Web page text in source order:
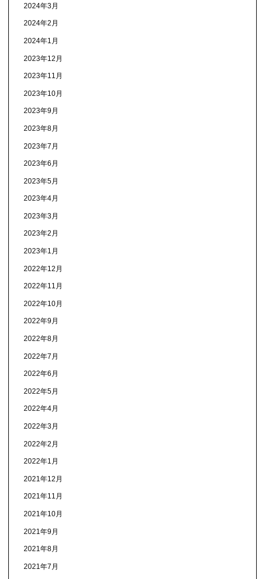
2024年3月
2024年2月
2024年1月
2023年12月
2023年11月
2023年10月
2023年9月
2023年8月
2023年7月
2023年6月
2023年5月
2023年4月
2023年3月
2023年2月
2023年1月
2022年12月
2022年11月
2022年10月
2022年9月
2022年8月
2022年7月
2022年6月
2022年5月
2022年4月
2022年3月
2022年2月
2022年1月
2021年12月
2021年11月
2021年10月
2021年9月
2021年8月
2021年7月